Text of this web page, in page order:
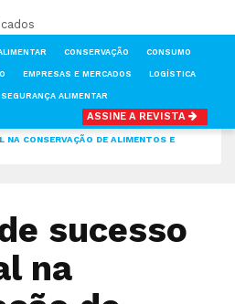
CONSERVAÇÃO CONSUMO
EMPRESAS E MERCADOS LOGÍSTICA
ALIMENTAR
ASSINE A REVISTA
& INVESTIGAÇÃO
NA CONSERVAÇÃO DE ALIMENTOS E
sucesso
na